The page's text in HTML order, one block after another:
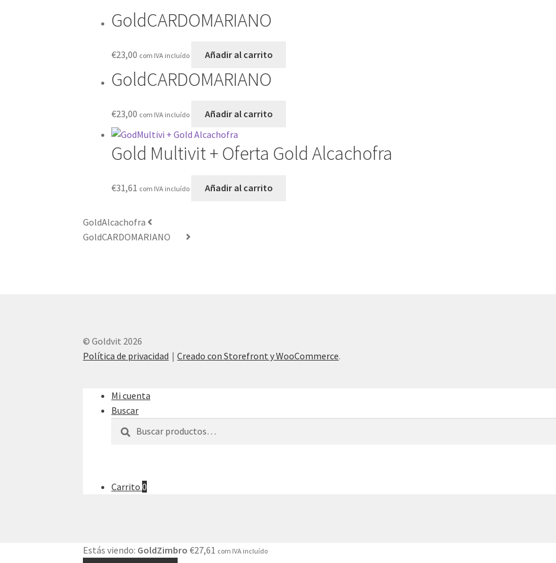
GoldCARDOMARIANO
€23,00 com IVA incluído Añadir al carrito
GoldCARDOMARIANO
€23,00 com IVA incluído Añadir al carrito
Gold Multivit + Oferta Gold Alcachofra
€31,61 com IVA incluído Añadir al carrito
GoldAlcachofra
GoldCARDOMARIANO
© Goldvit 2026
Política de privacidad
Creado con Storefront y WooCommerce.
Mi cuenta
Buscar
Buscar
Buscar
Carrito0
Estás viendo: GoldZimbro €27,61 com IVA incluído